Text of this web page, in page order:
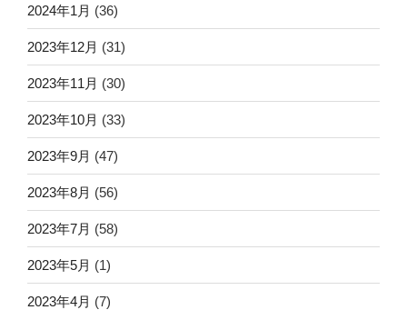
2024年1月 (36)
2023年12月 (31)
2023年11月 (30)
2023年10月 (33)
2023年9月 (47)
2023年8月 (56)
2023年7月 (58)
2023年5月 (1)
2023年4月 (7)